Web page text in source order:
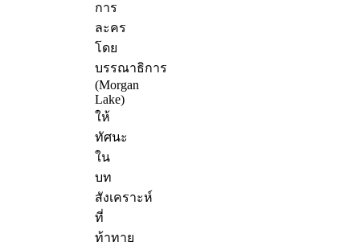
การ
ละคร
โดย
บรรณาธิการ
(Morgan
Lake)
ให้
ทัศนะ
ใน
บท
สังเคราะห์
ที่
ท้าทาย